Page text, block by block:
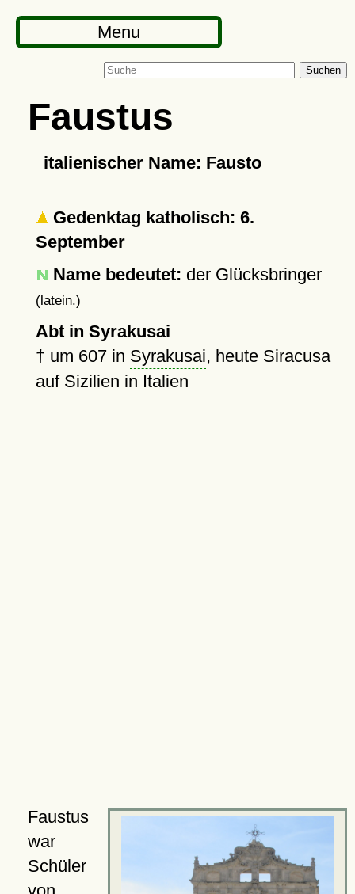
Menu
Suchen
Faustus
italienischer Name: Fausto
Gedenktag katholisch: 6.
September
Name bedeutet: der Glücksbringer
(latein.)
Abt in Syrakusai
† um 607in Syrakusai, heute Siracusa
auf Sizilien in Italien
Faustus
war
Schüler